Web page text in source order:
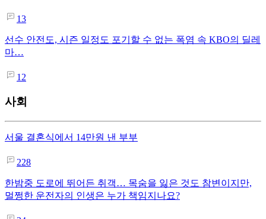
13
선수 안전도, 시즌 일정도 포기할 수 없는 폭염 속 KBO의 딜레
마…
12
사회
서울 결혼식에서 14만원 낸 부부
228
한밤중 도로에 뛰어든 취객… 목숨을 잃은 것도 참변이지만,
멀쩡한 운전자의 인생은 누가 책임지나요?